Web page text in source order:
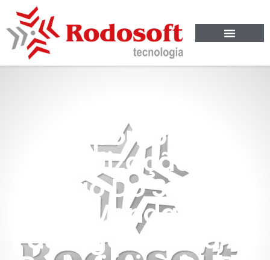
Disponibiliza
Atualização Da
Versão Do Sistema
De Venda De
Passagens Para As